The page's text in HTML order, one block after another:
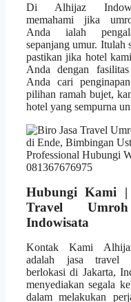
Di Alhijaz
memahami jika
Anda ialah
sepanjang umur. Itulah
pastikan jika hotel
Anda dengan
Anda cari
pilihan ramah bujet,
hotel yang sempurna
Hubungi Kami |
Travel
Indowisata
Kontak Kami
adalah jasa travel
berlokasi di Jakarta,
menyediakan segala
dalam melakukan